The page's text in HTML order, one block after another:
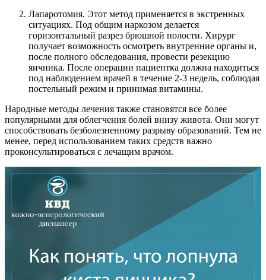
Лапаротомия. Этот метод применяется в экстренных
ситуациях. Под общим наркозом делается
горизонтальный разрез брюшной полости. Хирург
получает возможность осмотреть внутренние органы и,
после полного обследования, провести резекцию
яичника. После операции пациентка должна находиться
под наблюдением врачей в течение 2-3 недель, соблюдая
постельный режим и принимая витамины.
Народные методы лечения также становятся все более
популярными для облегчения болей внизу живота. Они могут
способствовать безболезненному разрыву образований. Тем не
менее, перед использованием таких средств важно
проконсультироваться с лечащим врачом.